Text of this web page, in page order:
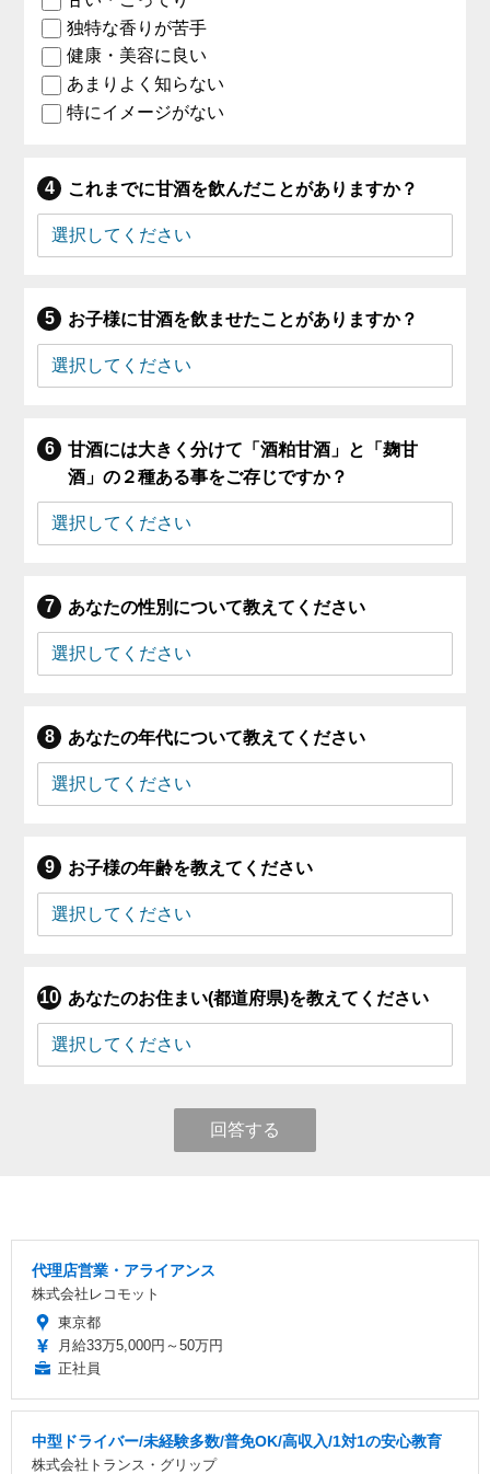
独特な香りが苦手
健康・美容に良い
あまりよく知らない
特にイメージがない
これまでに甘酒を飲んだことがありますか？
お子様に甘酒を飲ませたことがありますか？
甘酒には大きく分けて「酒粕甘酒」と「麹甘
酒」の２種ある事をご存じですか？
あなたの性別について教えてください
あなたの年代について教えてください
お子様の年齢を教えてください
あなたのお住まい(都道府県)を教えてください
回答する
代理店営業・アライアンス
株式会社レコモット
東京都
月給33万5,000円～50万円
正社員
中型ドライバー/未経験多数/普免OK/高収入/1対1の安心教育
株式会社トランス・グリップ